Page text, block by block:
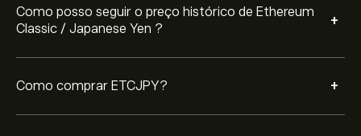
Como posso seguir o preço histórico de Ethereum
Classic / Japanese Yen ?
+
Como comprar ETCJPY? +